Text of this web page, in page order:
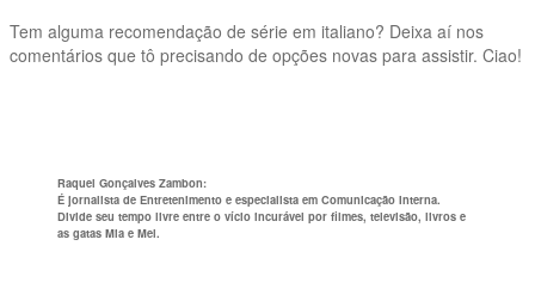
Tem alguma recomendação de série em italiano? Deixa aí nos
comentários que tô precisando de opções novas para assistir. Ciao!
Raquel Gonçalves Zambon:
É jornalista de Entretenimento e especialista em Comunicação Interna.
Divide seu tempo livre entre o vício incurável por filmes, televisão, livros e
as gatas Mia e Mel.